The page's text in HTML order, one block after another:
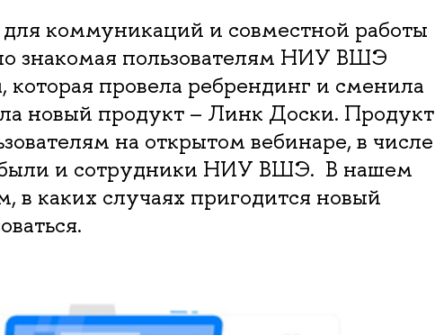
коммуникаций и совместной работы
знакомая пользователям НИУ ВШЭ
провела ребрендинг и сменила
новый продукт – Линк Доски. Продукт
на открытом вебинаре, в числе
были и сотрудники НИУ ВШЭ. В нашем
в каких случаях пригодится новый